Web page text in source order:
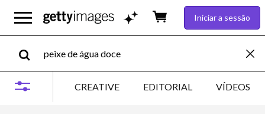
Iniciar a sessão
CREATIVE EDITORIAL VÍDEOS